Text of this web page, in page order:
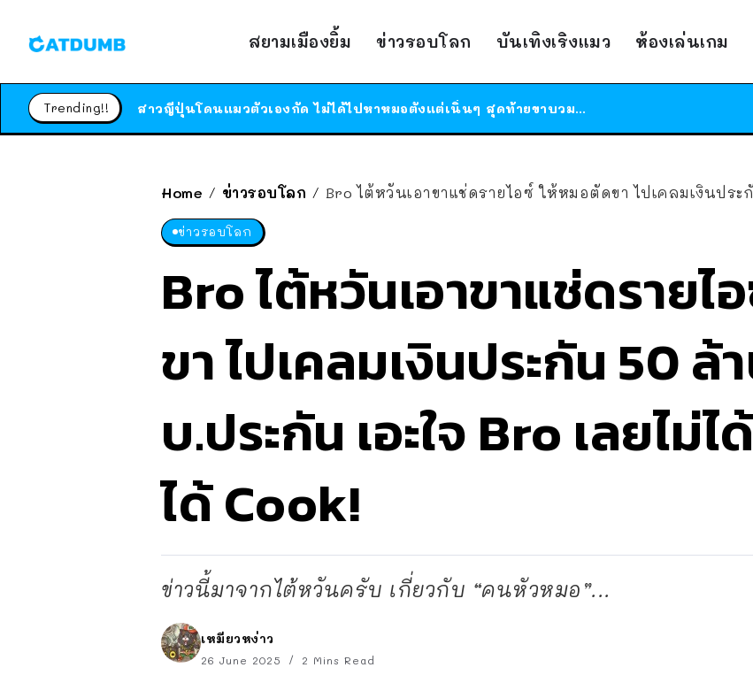
สยามเมืองยิ้ม ข่าวรอบโลก บันเทิงเริงแมว ห้องเล่นเกม
Trending!!
ร้านอาหารในนิวยอร์กประกาศปิดตัวลง หลังอยู่มานานกว่า 45 ปี ติดป้ายขอบคุณลูกค้าทุกคน แถมสูตรทำไวท์ซอสให้แบบจัดเต็ม
ได้เวลาเด็กหนวดรวมตัว RF Online Next เปิดให้เล่นแล้ว เกม Sci-Fi MMORPG ระดับตำนาน เล่นได้ทั้งมือถือและ PC
Home / ข่าวรอบโลก / Bro ไต้หวันเอาขาแช่ดรายไอซ์ ให้หมอตัดขา ไปเคลมเงินประกัน 50 ล้านบาท บ.
ข่าวรอบโลก
Bro ไต้หวันเอาขาแช่ดรายไ
ขา ไปเคลมเงินประกัน 50 ล้
บ.ประกัน เอะใจ Bro เลยไม่
ได้ Cook!
ข่าวนี้มาจากไต้หวันครับ เกี่ยวกับ “คนหัวหมอ”...
เหมียวหง่าว
26 June 2025 2 Mins Read